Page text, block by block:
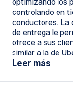
optimizando los
controlando en
conductores. La
de entrega le
ofrece a sus
similar a la de
Leer más